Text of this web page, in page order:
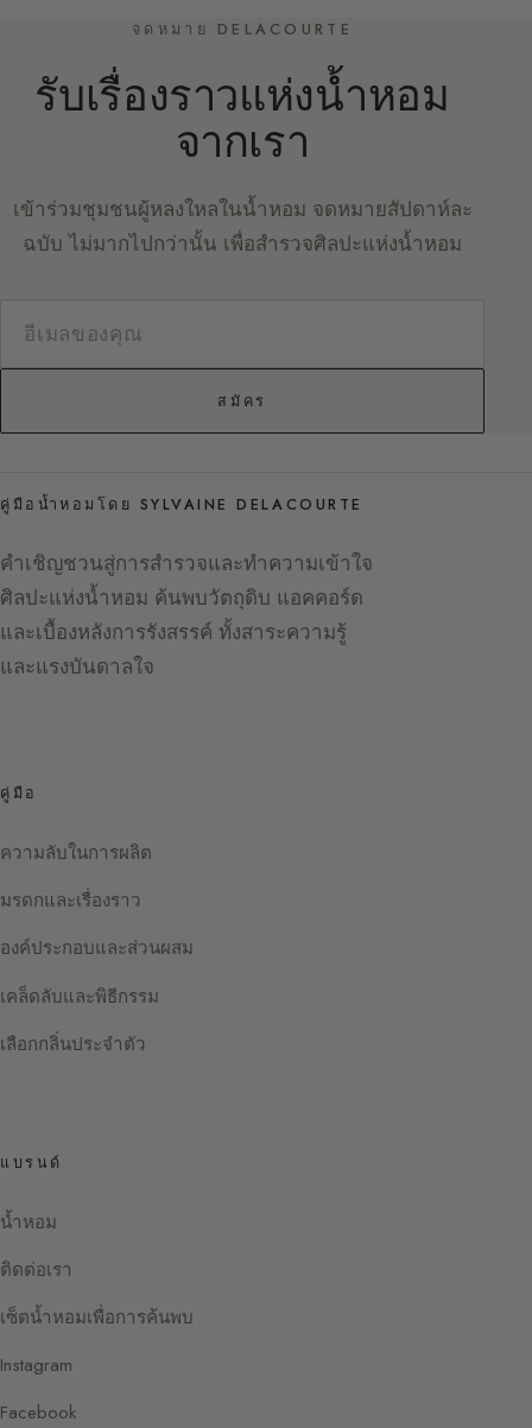
จดหมาย DELACOURTE
รับเรื่องราวแห่งน้ำหอม
จากเรา
เข้าร่วมชุมชนผู้หลงใหลในน้ำหอม จดหมายสัปดาห์ละ
ฉบับ ไม่มากไปกว่านั้น เพื่อสำรวจศิลปะแห่งน้ำหอม
สมัคร
คู่มือน้ำหอมโดย SYLVAINE DELACOURTE
คำเชิญชวนสู่การสำรวจและทำความเข้าใจ
ศิลปะแห่งน้ำหอม ค้นพบวัตถุดิบ แอคคอร์ด
และเบื้องหลังการรังสรรค์ ทั้งสาระความรู้
และแรงบันดาลใจ
คู่มือ
ความลับในการผลิต
มรดกและเรื่องราว
องค์ประกอบและส่วนผสม
เคล็ดลับและพิธีกรรม
เลือกกลิ่นประจำตัว
แบรนด์
น้ำหอม
ติดต่อเรา
เซ็ตน้ำหอมเพื่อการค้นพบ
Instagram
Facebook